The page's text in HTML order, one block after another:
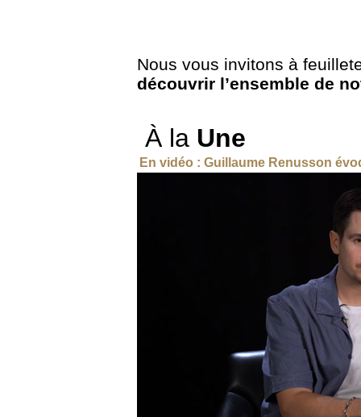
Nous vous invitons à
découvrir l’ensemble de
À la Une
En vidéo : Guillaume Renusson